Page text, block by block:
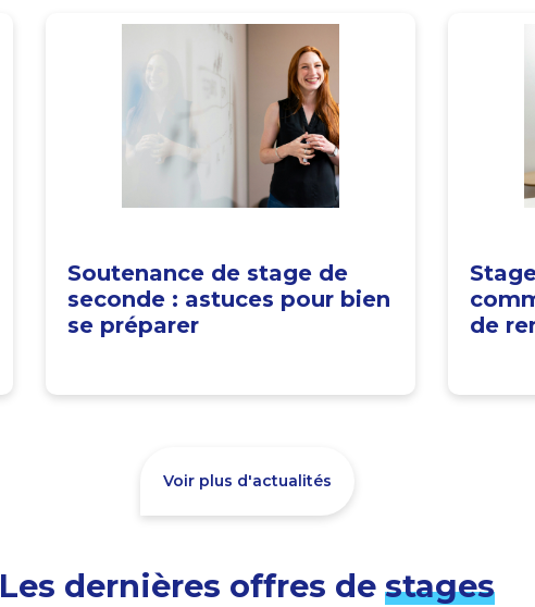
Soutenance de stage de
seconde : astuces pour bien
se préparer
de
Voir plus d'actualités
Les dernières offres de stages